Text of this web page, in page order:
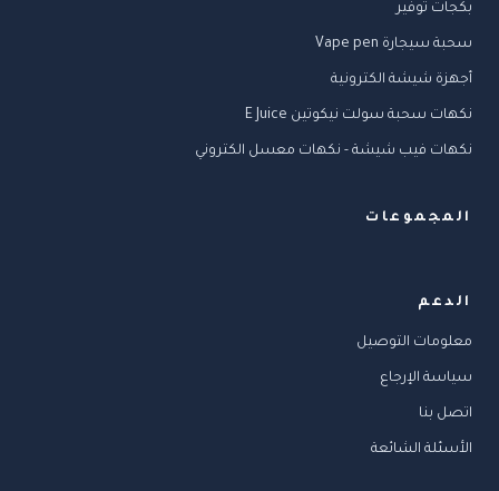
بكجات توفير
سحبة سيجارة Vape pen
أجهزة شيشة الكترونية
نكهات سحبة سولت نيكوتين E Juice
نكهات فيب شيشة - نكهات معسل الكتروني
المجموعات
الدعم
معلومات التوصيل
سياسة الإرجاع
اتصل بنا
الأسئلة الشائعة